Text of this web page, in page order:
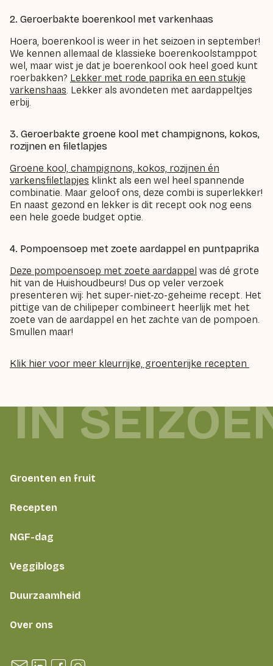
2. Geroerbakte boerenkool met varkenhaas
Hoera, boerenkool is weer in het seizoen in september!
We kennen allemaal de klassieke boerenkoolstamppot
wel, maar wist je dat je boerenkool ook heel goed kunt
roerbakken? Lekker met rode paprika en een stukje
varkenshaas. Lekker als avondeten met aardappeltjes
erbij.
3. Geroerbakte groene kool met champignons, kokos,
rozijnen en filetlapjes
Groene kool, champignons, kokos, rozijnen én
varkensfiletlapjes klinkt als een wel heel spannende
combinatie. Maar geloof ons, deze combi is superlekker!
En naast gezond en lekker is dit recept ook nog eens
een hele goede budget optie.
4. Pompoensoep met zoete aardappel en puntpaprika
Deze pompoensoep met zoete aardappel was dé grote
hit van de Huishoudbeurs! Dus op veler verzoek
presenteren wij: het super-niet-zo-geheime recept. Het
pittige van de chilipeper combineert heerlijk met het
zoete van de aardappel en het zachte van de pompoen.
Smullen maar!
Klik hier voor meer kleurrijke, groenterijke recepten
Groenten en fruit
Recepten
NGF-dag
Veggiblogs
Duurzaamheid
Over ons